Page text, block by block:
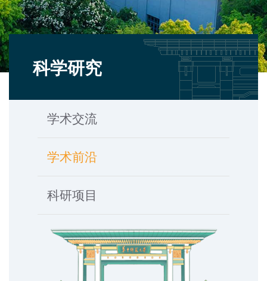
科学研究
学术交流
学术前沿
科研项目